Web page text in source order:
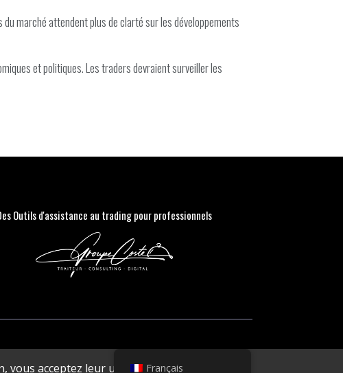
marché attendent plus de clarté sur les développements
et politiques. Les traders devraient surveiller les
Outils d'assistance au trading pour professionnels
vous acceptez leur utilisation. Accepter
Français